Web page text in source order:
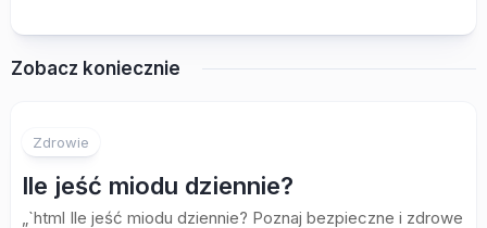
Zobacz koniecznie
Zdrowie
Ile jeść miodu dziennie?
„`html Ile jeść miodu dziennie? Poznaj bezpieczne i zdrowe